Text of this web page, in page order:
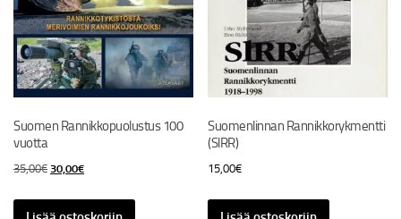
Suomen Rannikkopuolustus 100
vuotta
35,00€ Alkuperäinen
oli:
30,00€Nykyinen
on:
Suomenlinnan Rannikkorykmentti
(SlRR)
15,00€